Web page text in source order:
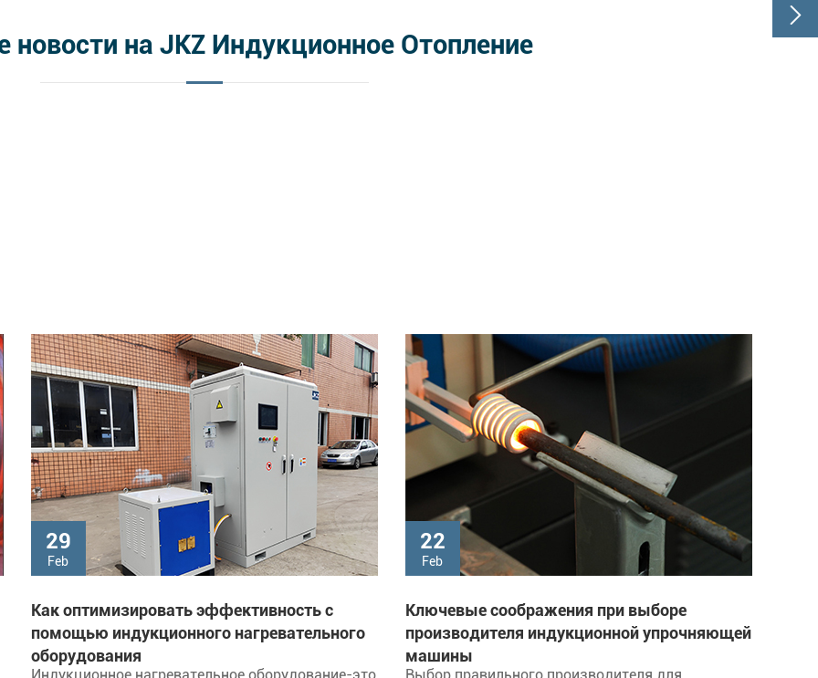
новости на JKZ Индукционное Отопление
29
Feb
Как оптимизировать эффективность с
помощью индукционного нагревательного
оборудования
Индукционное нагревательное оборудование-это
22
Feb
Ключевые соображения при выборе
производителя индукционной упрочняющей
машины
Выбор правильного производителя для
